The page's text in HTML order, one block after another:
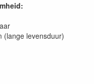
levensduur)